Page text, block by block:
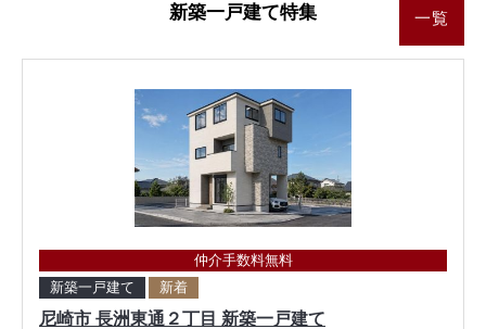
新築一戸建て特集 一覧
仲介手数料無料
新築一戸建て
新着
尼崎市 長洲東通２丁目 新築一戸建て